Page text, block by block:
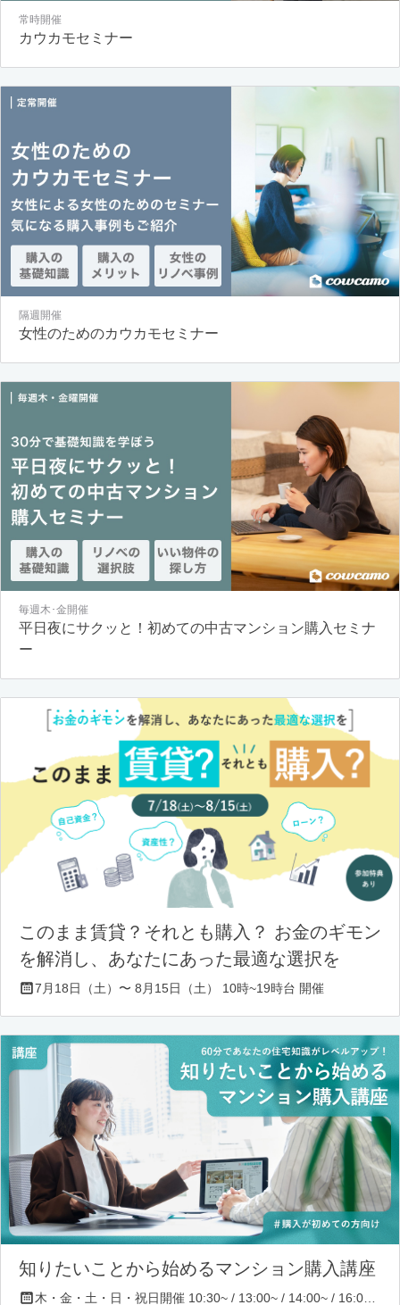
常時開催
カウカモセミナー
隔週開催
女性のためのカウカモセミナー
毎週木･金開催
平日夜にサクッと！初めての中古マンション購入セミナ
ー
このまま賃貸？それとも購入？ お金のギモン
を解消し、あなたにあった最適な選択を
7月18日（土）〜 8月15日（土） 10時~19時台 開催
知りたいことから始めるマンション購入講座